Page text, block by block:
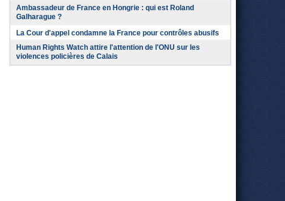
Ambassadeur de France en Hongrie : qui est Roland
Galharague ?
La Cour d'appel condamne la France pour contrôles abusifs
Human Rights Watch attire l'attention de l'ONU sur les
violences policières de Calais